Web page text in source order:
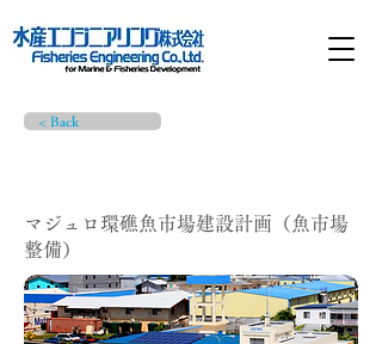
< Back
マジュロ環礁魚市場建設計画（魚市場
整備）